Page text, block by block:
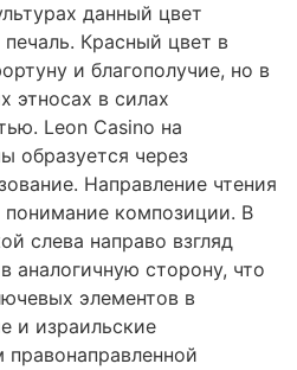
данный цвет
Красный цвет в
и благополучие, но в
этносах в силах
Leon Casino на
образуется через
Направление чтения
понимание композиции. В
слева направо взгляд
аналогичную сторону, что
элементов в
и израильские